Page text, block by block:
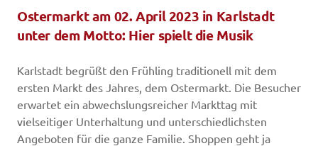
Ostermarkt am 02. April 2023 in Karlstadt
unter dem Motto: Hier spielt die Musik
Karlstadt begrüßt den Frühling traditionell mit dem
ersten Markt des Jahres, dem Ostermarkt. Die Besucher
erwartet ein abwechslungsreicher Markttag mit
vielseitiger Unterhaltung und unterschiedlichsten
Angeboten für die ganze Familie. Shoppen geht ja